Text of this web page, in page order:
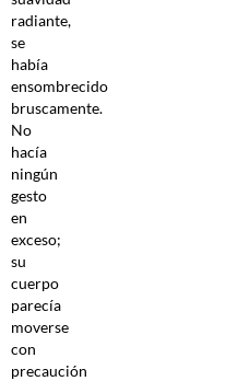
radiante,
se
había
ensombrecido
bruscamente.
No
hacía
ningún
gesto
en
exceso;
su
cuerpo
parecía
moverse
con
precaución